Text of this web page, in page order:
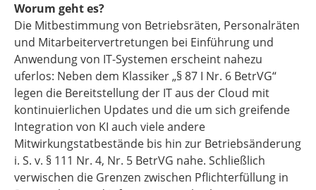
Worum geht es?
Die Mitbestimmung von Betriebsräten, Personalräten
und Mitarbeitervertretungen bei Einführung und
Anwendung von IT-Systemen erscheint nahezu
uferlos: Neben dem Klassiker „§ 87 I Nr. 6 BetrVG“
legen die Bereitstellung der IT aus der Cloud mit
kontinuierlichen Updates und die um sich greifende
Integration von KI auch viele andere
Mitwirkungstatbestände bis hin zur Betriebsänderung
i. S. v. § 111 Nr. 4, Nr. 5 BetrVG nahe. Schließlich
verwischen die Grenzen zwischen Pflichterfüllung in